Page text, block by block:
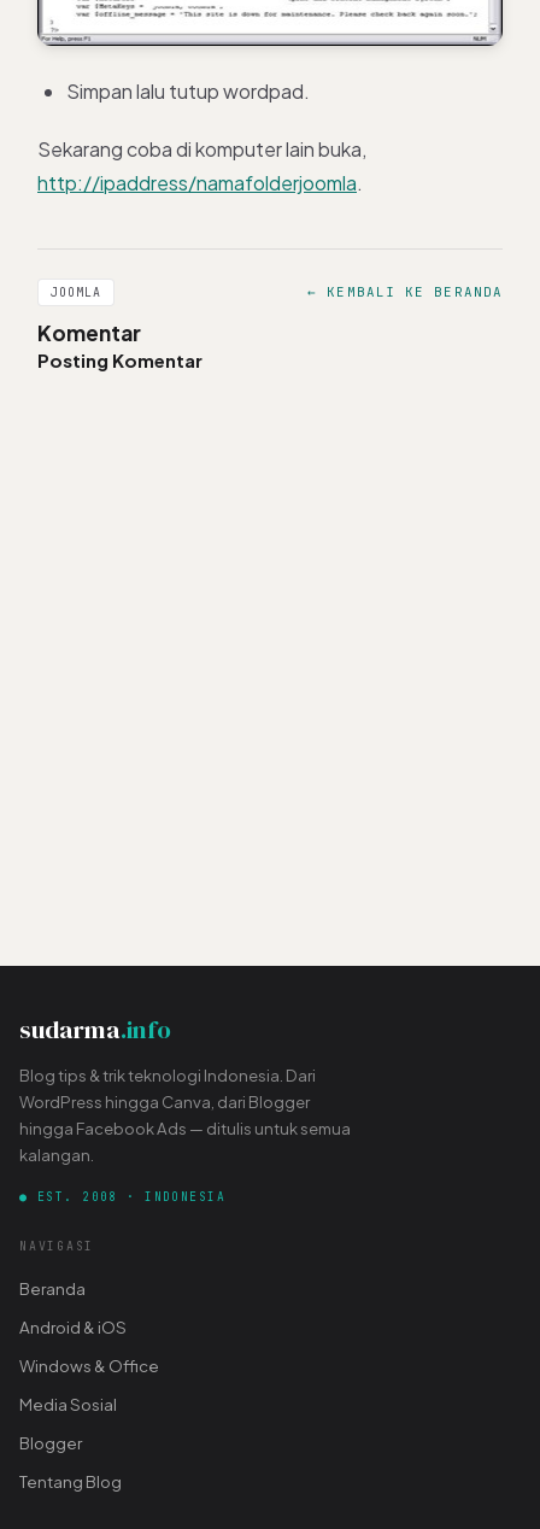
Simpan lalu tutup wordpad.
Sekarang coba di komputer lain buka,
http://ipaddress/namafolderjoomla.
JOOMLA ← KEMBALI KE BERANDA
Komentar
Posting Komentar
sudarma.info
Blog tips & trik teknologi Indonesia. Dari
WordPress hingga Canva, dari Blogger
hingga Facebook Ads — ditulis untuk semua
kalangan.
● EST. 2008 · INDONESIA
NAVIGASI
Beranda
Android & iOS
Windows & Office
Media Sosial
Blogger
Tentang Blog